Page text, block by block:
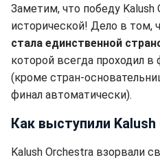
Заметим, что победу
исторической! Дело в том,
стала единственной
которой всегда проходил
(кроме стран-
финал автоматически).
Как выступили
Kalush Orchestra взорвали